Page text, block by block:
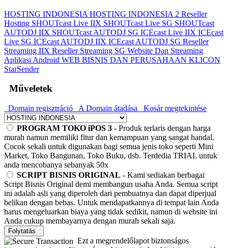
HOSTING INDONESIA HOSTING INDONESIA 2 Reseller
Hosting SHOUTcast Live IIX SHOUTcast Live SG SHOUTcast
AUTODJ IIX SHOUTcast AUTODJ SG ICEcast Live IIX ICEcast
Live SG ICEcast AUTODJ IIX ICEcast AUTODJ SG Reseller
Streaming IIX Reseller Streaming SG Website Dan Streaming
Aplikasi Android WEB BISNIS DAN PERUSAHAAN KLICON
StarSender
Műveletek
Domain regisztráció A Domain átadása Kosár megtekintése
PROGRAM TOKO iPOS 3 - Produk terlaris dengan harga
murah namun memiliki fitur dan kemampuan yang sangat handal.
Cocok sekali untuk digunakan bagi semua jenis toko seperti Mini
Market, Toko Bangunan, Toko Buku, dsb. Terdedia TRIAL untuk
anda mencobanya sebanyak 50x
SCRIPT BISNIS ORIGINAL - Kami sediakan berbagai
Script Bisnis Original demi membangun usaha Anda. Semua script
ini adalah asli yang diperoleh dari pembuatnya dan dapat diperjual
belikan dengan bebas. Untuk mendapatkannya di tempat lain Anda
harus mengeluarkan biaya yang tidak sedikit, namun di website ini
Anda cukup membayarnya dengan murah sekali saja.
Folytatás
Ezt a megrendelőlapot biztonságos